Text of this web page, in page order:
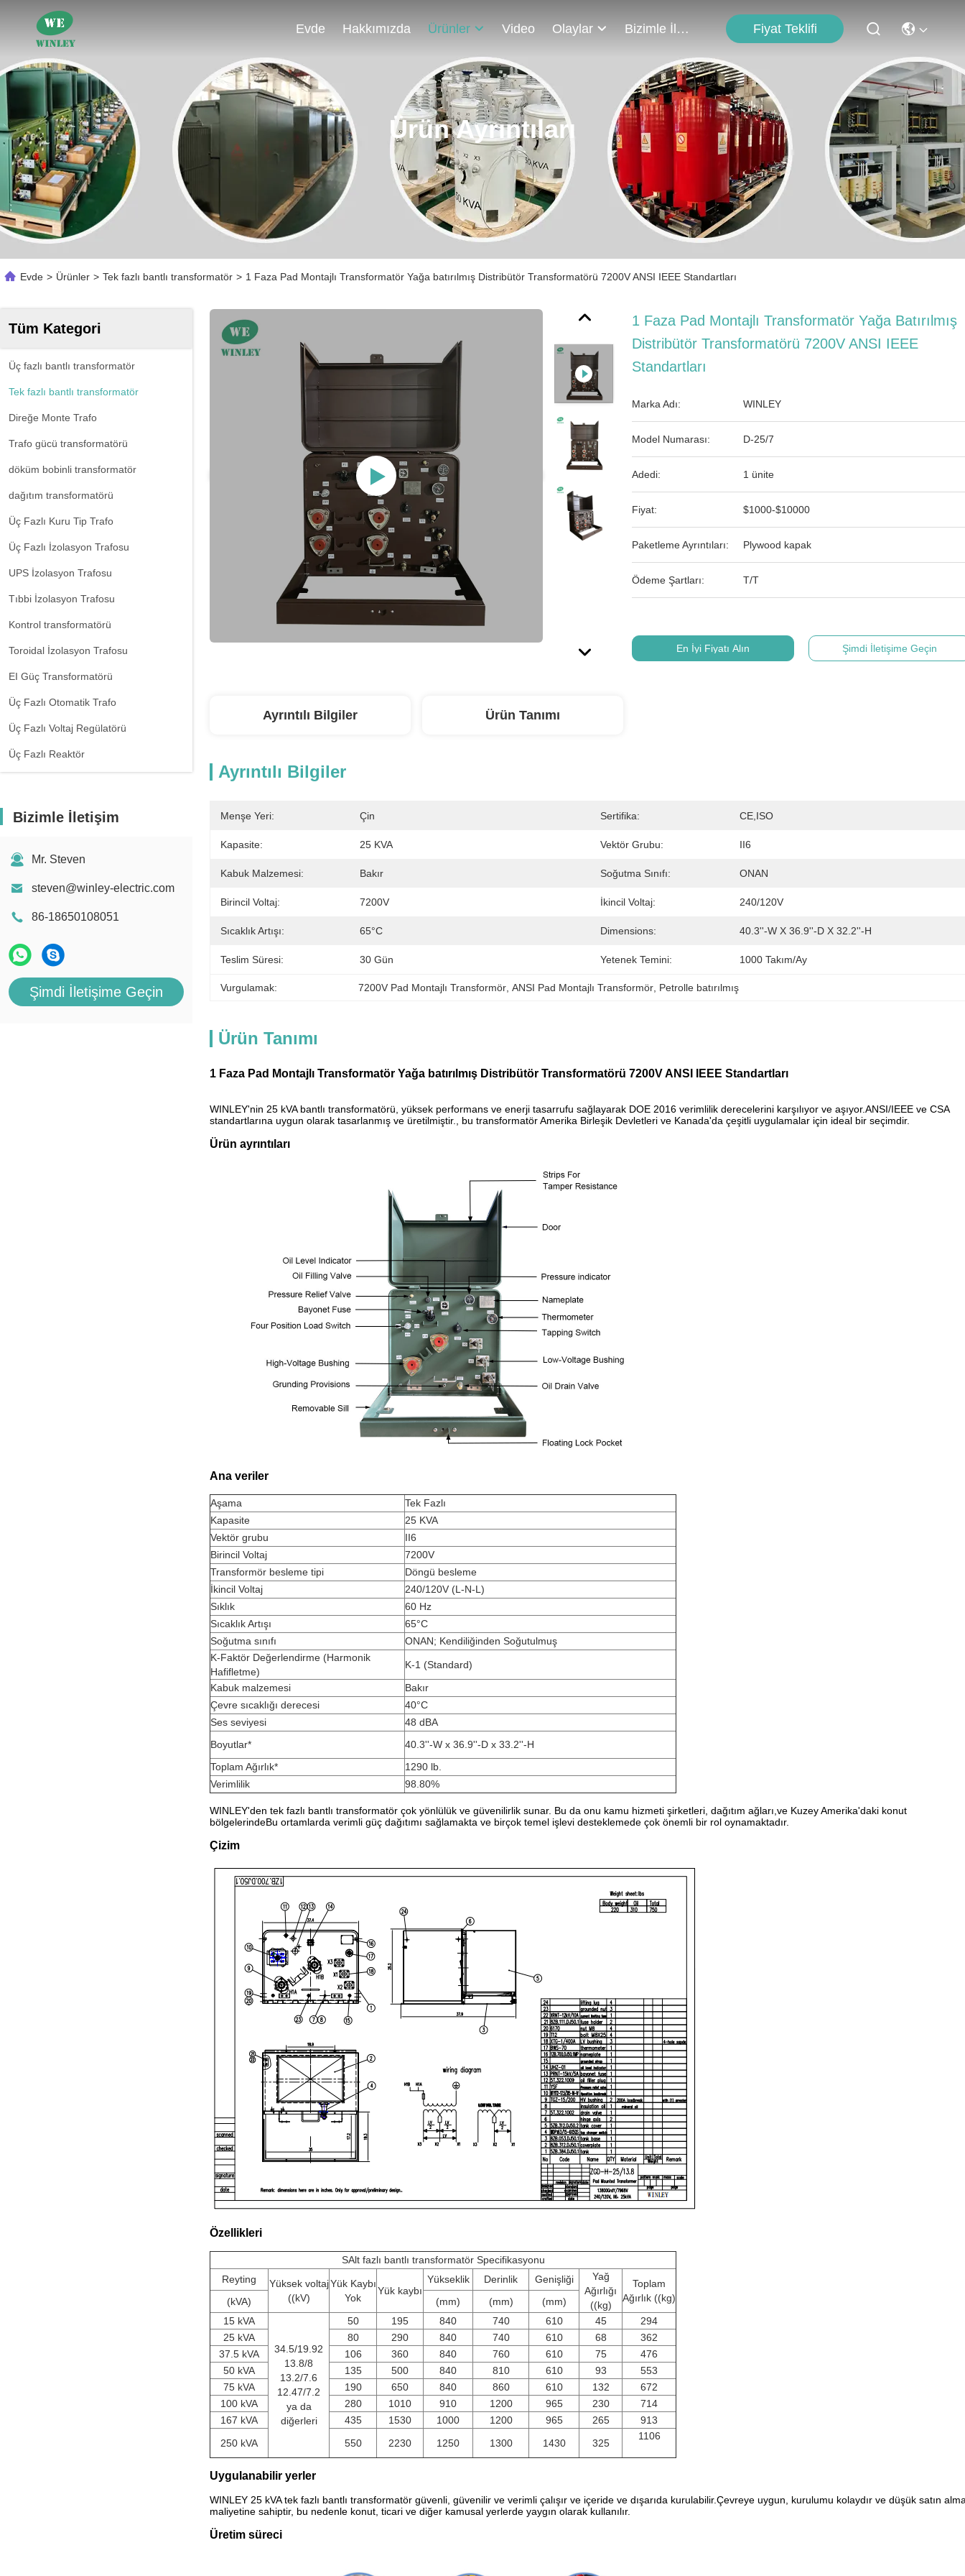
Evde Hakkımızda Ürünler Video Olaylar Bizimle İletişim Fiyat Teklifi
Ürün Ayrıntıları
Evde > Ürünler > Tek fazlı bantlı transformatör > 1 Faza Pad Montajlı Transformatör Yağa batırılmış Distribütör Transformatörü 7200V ANSI IEEE Standartları
Tüm Kategori
Üç fazlı bantlı transformatör
Tek fazlı bantlı transformatör
Direğe Monte Trafo
Trafo gücü transformatörü
döküm bobinli transformatör
dağıtım transformatörü
Üç Fazlı Kuru Tip Trafo
Üç Fazlı İzolasyon Trafosu
UPS İzolasyon Trafosu
Tıbbi İzolasyon Trafosu
Kontrol transformatörü
Toroidal İzolasyon Trafosu
EI Güç Transformatörü
Üç Fazlı Otomatik Trafo
Üç Fazlı Voltaj Regülatörü
Üç Fazlı Reaktör
Bizimle İletişim
Mr. Steven
steven@winley-electric.com
86-18650108051
Şimdi İletişime Geçin
1 Faza Pad Montajlı Transformatör Yağa Batırılmış
Distribütör Transformatörü 7200V ANSI IEEE
Standartları
Marka Adı: WINLEY
Model Numarası: D-25/7
Adedi: 1 ünite
Fiyat: $1000-$10000
Paketleme Ayrıntıları: Plywood kapak
Ödeme Şartları: T/T
En İyi Fiyatı Alın Şimdi İletişime Geçin
Ayrıntılı Bilgiler Ürün Tanımı
Ayrıntılı Bilgiler
Menşe Yeri: Çin Sertifika: CE,ISO
Kapasite: 25 KVA Vektör Grubu: II6
Kabuk Malzemesi: Bakır Soğutma Sınıfı: ONAN
Birincil Voltaj: 7200V İkincil Voltaj: 240/120V
Sıcaklık Artışı: 65°C Dimensions: 40.3''-W X 36.9''-D X 32.2''-H
Teslim Süresi: 30 Gün Yetenek Temini: 1000 Takım/ay
Vurgulamak: 7200V Pad Montajlı Transformör , ANSI Pad Montajlı Transformör Petrolle batırılmış
Ürün Tanımı
1 Faza Pad Montajlı Transformatör Yağa batırılmış Distribütör Transformatörü 7200V ANSI IEEE Standartları
WINLEY'nin 25 kVA bantlı transformatörü, yüksek performans ve enerji tasarrufu sağlayarak DOE 2016 verimlilik derecelerini karşılıyor ve aşıyor.ANSI/IEEE ve CSA
standartlarına uygun olarak tasarlanmış ve üretilmiştir., bu transformatör Amerika Birleşik Devletleri ve Kanada'da çeşitli uygulamalar için ideal bir seçimdir.
Ürün ayrıntıları
Ana veriler
Aşama
Tek Fazlı
Kapasite
25 KVA
Vektör grubu
II6
Birincil Voltaj
7200V
Transformör besleme tipi
Döngü besleme
İkincil Voltaj
240/120V (L-N-L)
Sıklık
60 Hz
Sıcaklık Artışı
65°C
Soğutma sınıfı
ONAN; Kendiliğinden Soğutulmuş
K-Faktör Değerlendirme (Harmonik
Hafifletme)
K-1 (Standard)
Kabuk malzemesi
Bakır
Çevre sıcaklığı derecesi
40°C
Ses seviyesi
48 dBA
Boyutlar*
40.3''-W x 36.9''-D x 33.2''-H
Toplam Ağırlık*
1290 lb.
Verimlilik
98.80%
WINLEY'den tek fazlı bantlı transformatör çok yönlülük ve güvenilirlik sunar. Bu da onu kamu hizmeti şirketleri, dağıtım ağları,ve Kuzey Amerika'daki konut
bölgelerindeBu ortamlarda verimli güç dağıtımı sağlamakta ve birçok temel işlevi desteklemede çok önemli bir rol oynamaktadır.
Çizim
Özellikleri
SAlt fazlı bantlı transformatör Specifikasyonu
Reyting
Yüksek voltaj
((kV)
Yük Kaybı
Yok
Yük kaybı
Yükseklik Derinlik Genişliği
Yağ
Ağırlığı
((kg)
Toplam
Ağırlık ((kg)
(kVA) (mm) (mm)
(mm)
15 kVA
34.5/19.92
13.8/8
13.2/7.6
12.47/7.2
ya da
diğerleri
50 195 840 740 610 45
294
25 kVA
80 290 840 740 610 68
362
37.5 kVA
106 360 840 760 610 75
476
50 kVA
135 500 840 810 610 93
553
75 kVA
190 650 840 860 610 132
672
100 kVA
280 1010 910 1200 965 230
714
167 kVA
435 1530 1000 1200 965 265
913
250 kVA
550 2230 1250 1300 1430 325
1106
Uygulanabilir yerler
WINLEY 25 kVA tek fazlı bantlı transformatör güvenli, güvenilir ve verimli çalışır ve içeride ve dışarıda kurulabilir.Çevreye uygun, kurulumu kolaydır ve düşük satın
maliyetine sahiptir, bu nedenle konut, ticari ve diğer kamusal yerlerde yaygın olarak kullanılır.
Üretim süreci